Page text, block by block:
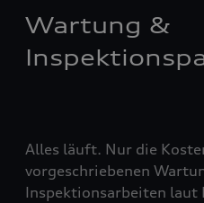
Wartung &
Alles läuft. Nur die
vorgeschriebenen
Inspektionsarbeiten